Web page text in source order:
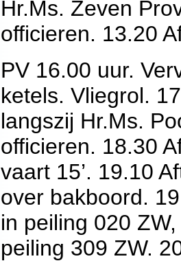
Hr.Ms. Zeven
officieren. 13.20
PV 16.00 uur.
ketels. Vliegrol.
langszij Hr.Ms.
officieren. 18.30
vaart 15’. 19.10
over bakboord.
in peiling 020
peiling 309 ZW.